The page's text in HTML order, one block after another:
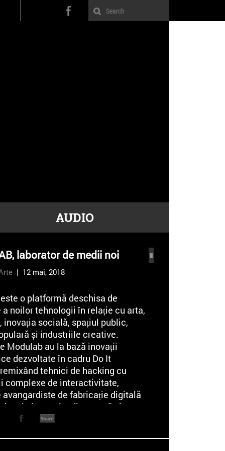
AUDIO
laborator de medii noi
| 12 mai, 2018
o platformă deschisa de
a noilor tehnologii în relație cu arta,
inovația socială, spațiul public,
și industriile creative.
Modulab au la bază inovații
dezvoltate în cadru Do It
tehnici de hacking cu
complexe de interactivitate,
avangardiste de fabricație digitală
vizuale la granița dintre artă și
Modulab a fost realizat, in
dar si primul ecran multitouch